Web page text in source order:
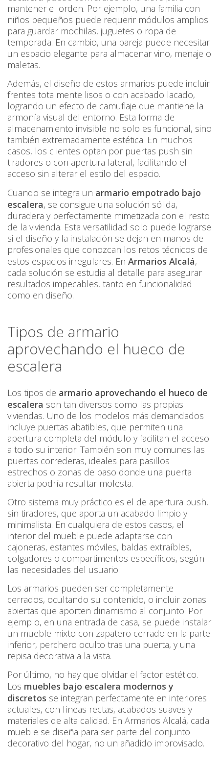
mantener el orden. Por ejemplo, una familia con
niños pequeños puede requerir módulos amplios
para guardar mochilas, juguetes o ropa de
temporada. En cambio, una pareja puede necesitar
un espacio elegante para almacenar vino, menaje o
maletas.
Además, el diseño de estos armarios puede incluir
frentes totalmente lisos o con acabado lacado,
logrando un efecto de camuflaje que mantiene la
armonía visual del entorno. Esta forma de
almacenamiento invisible no solo es funcional, sino
también extremadamente estética. En muchos
casos, los clientes optan por puertas push sin
tiradores o con apertura lateral, facilitando el
acceso sin alterar el estilo del espacio.
Cuando se integra un armario empotrado bajo
escalera, se consigue una solución sólida,
duradera y perfectamente mimetizada con el resto
de la vivienda. Esta versatilidad solo puede lograrse
si el diseño y la instalación se dejan en manos de
profesionales que conozcan los retos técnicos de
estos espacios irregulares. En Armarios Alcalá,
cada solución se estudia al detalle para asegurar
resultados impecables, tanto en funcionalidad
como en diseño.
Tipos de armario
aprovechando el hueco de
escalera
Los tipos de armario aprovechando el hueco de
escalera son tan diversos como las propias
viviendas. Uno de los modelos más demandados
incluye puertas abatibles, que permiten una
apertura completa del módulo y facilitan el acceso
a todo su interior. También son muy comunes las
puertas correderas, ideales para pasillos
estrechos o zonas de paso donde una puerta
abierta podría resultar molesta.
Otro sistema muy práctico es el de apertura push,
sin tiradores, que aporta un acabado limpio y
minimalista. En cualquiera de estos casos, el
interior del mueble puede adaptarse con
cajoneras, estantes móviles, baldas extraíbles,
colgadores o compartimentos específicos, según
las necesidades del usuario.
Los armarios pueden ser completamente
cerrados, ocultando su contenido, o incluir zonas
abiertas que aporten dinamismo al conjunto. Por
ejemplo, en una entrada de casa, se puede instalar
un mueble mixto con zapatero cerrado en la parte
inferior, perchero oculto tras una puerta, y una
repisa decorativa a la vista.
Por último, no hay que olvidar el factor estético.
Los muebles bajo escalera modernos y
discretos se integran perfectamente en interiores
actuales, con líneas rectas, acabados suaves y
materiales de alta calidad. En Armarios Alcalá, cada
mueble se diseña para ser parte del conjunto
decorativo del hogar, no un añadido improvisado.